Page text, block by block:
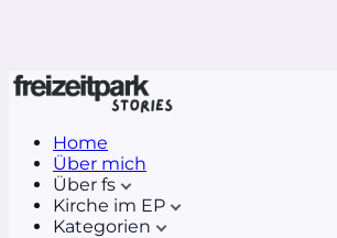
Home
Über mich
Über fs
Kirche im EP
Kategorien